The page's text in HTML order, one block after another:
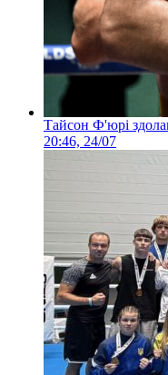
Тайсон Ф'юрі
20:46, 24/07